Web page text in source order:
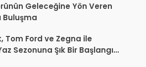
Geleceğine Yön Veren
Buluşma
Tom Ford ve Zegna ile
Sezonuna Şık Bir Başlangıç